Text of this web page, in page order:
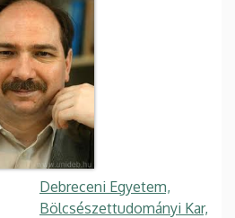
Debreceni Egyetem,
Bölcsészettudományi Kar,